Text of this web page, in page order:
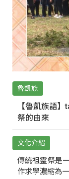
魯凱族
【魯凱族語
祭的由來
文化介紹
傳統祖靈祭是
作求學濃縮為